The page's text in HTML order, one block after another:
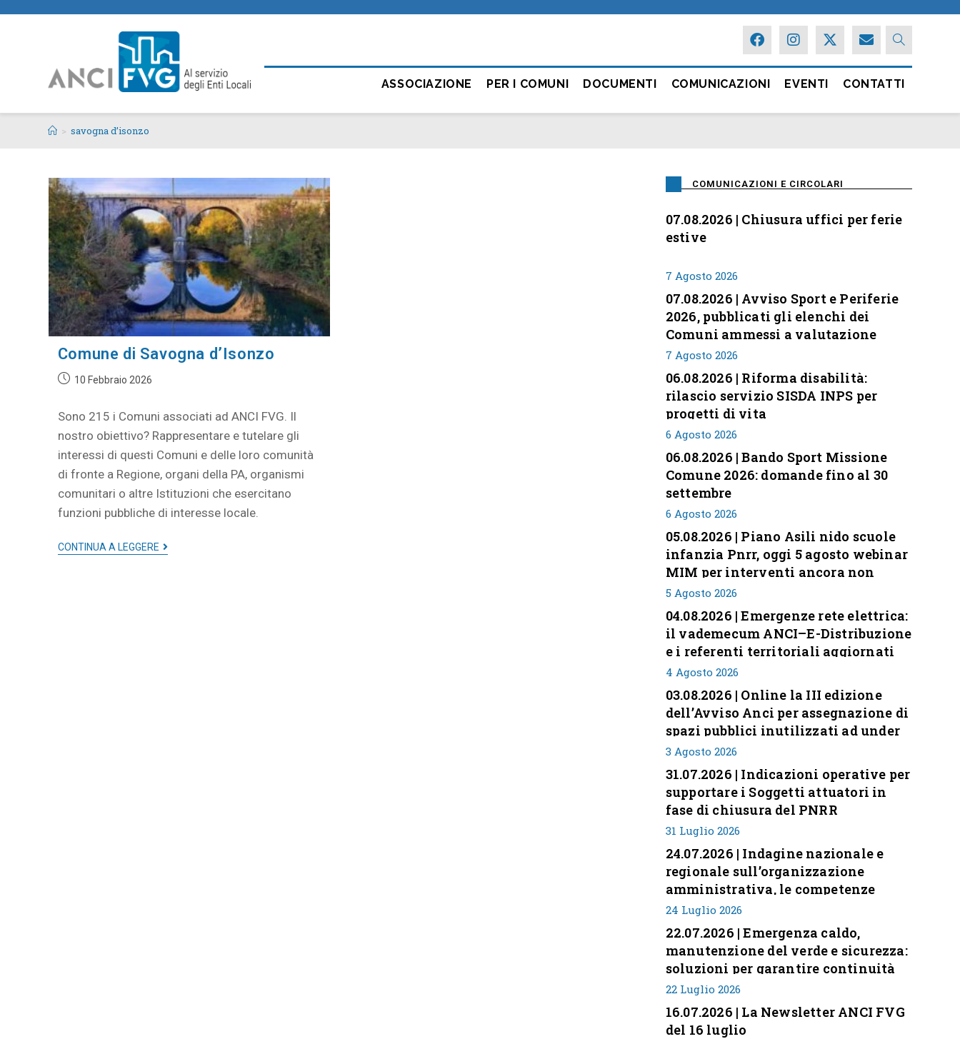
ASSOCIAZIONE PER I COMUNI DOCUMENTI COMUNICAZIONI EVENTI CONTATTI
> savogna d’isonzo
Comune di Savogna d’Isonzo
10 Febbraio 2026
Sono 215 i Comuni associati ad ANCI FVG. Il
nostro obiettivo? Rappresentare e tutelare gli
interessi di questi Comuni e delle loro comunità
di fronte a Regione, organi della PA, organismi
comunitari o altre Istituzioni che esercitano
funzioni pubbliche di interesse locale.
CONTINUA A LEGGERE
COMUNICAZIONI E CIRCOLARI
07.08.2026 | Chiusura uffici per ferie
estive
7 Agosto 2026
07.08.2026 | Avviso Sport e Periferie
2026, pubblicati gli elenchi dei
Comuni ammessi a valutazione
7 Agosto 2026
06.08.2026 | Riforma disabilità:
rilascio servizio SISDA INPS per
progetti di vita
6 Agosto 2026
06.08.2026 | Bando Sport Missione
Comune 2026: domande fino al 30
settembre
6 Agosto 2026
05.08.2026 | Piano Asili nido scuole
infanzia Pnrr, oggi 5 agosto webinar
MIM per interventi ancora non
conclusi
5 Agosto 2026
04.08.2026 | Emergenze rete elettrica:
il vademecum ANCI–E-Distribuzione
e i referenti territoriali aggiornati
4 Agosto 2026
03.08.2026 | Online la III edizione
dell’Avviso Anci per assegnazione di
spazi pubblici inutilizzati ad under
35
3 Agosto 2026
31.07.2026 | Indicazioni operative per
supportare i Soggetti attuatori in
fase di chiusura del PNRR
31 Luglio 2026
24.07.2026 | Indagine nazionale e
regionale sull’organizzazione
amministrativa, le competenze
professionali e i modelli di gestione
nei piccoli Comuni italiani
24 Luglio 2026
22.07.2026 | Emergenza caldo,
manutenzione del verde e sicurezza:
soluzioni per garantire continuità
servizi
22 Luglio 2026
16.07.2026 | La Newsletter ANCI FVG
del 16 luglio